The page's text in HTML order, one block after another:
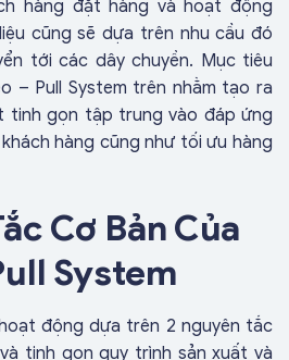
hàng đặt hàng và hoạt động
cũng sẽ dựa trên nhu cầu đó
tới các dây chuyền. Mục tiêu
– Pull System trên nhằm tạo ra
tinh gọn tập trung vào đáp ứng
hàng cũng như tối ưu hàng
Cơ Bản Của
System
động dựa trên 2 nguyên tắc
tinh gọn quy trình sản xuất và